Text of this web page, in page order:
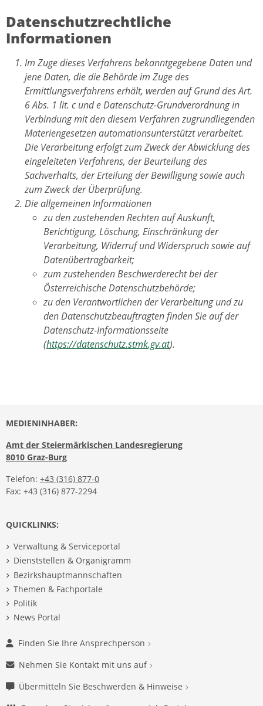
Datenschutzrechtliche
Informationen
Im Zuge dieses Verfahrens bekanntgegebene Daten und
jene Daten, die die Behörde im Zuge des
Ermittlungsverfahrens erhält, werden auf Grund des Art.
6 Abs. 1 lit. c und e Datenschutz-Grundverordnung in
Verbindung mit den diesem Verfahren zugrundliegenden
Materiengesetzen automationsunterstützt verarbeitet.
Die Verarbeitung erfolgt zum Zweck der Abwicklung des
eingeleiteten Verfahrens, der Beurteilung des
Sachverhalts, der Erteilung der Bewilligung sowie auch
zum Zweck der Überprüfung.
Die allgemeinen Informationen
zu den zustehenden Rechten auf Auskunft,
Berichtigung, Löschung, Einschränkung der
Verarbeitung, Widerruf und Widerspruch sowie auf
Datenübertragbarkeit;
zum zustehenden Beschwerderecht bei der
Österreichische Datenschutzbehörde;
zu den Verantwortlichen der Verarbeitung und zu
den Datenschutzbeauftragten finden Sie auf der
Datenschutz-Informationsseite
(https://datenschutz.stmk.gv.at).
MEDIENINHABER:
Amt der Steiermärkischen Landesregierung
8010 Graz-Burg
Telefon: +43 (316) 877-0
Fax: +43 (316) 877-2294
QUICKLINKS:
Verwaltung & Serviceportal
Dienststellen & Organigramm
Bezirkshauptmannschaften
Themen & Fachportale
Politik
News Portal
Finden Sie Ihre Ansprechperson
Nehmen Sie Kontakt mit uns auf
Übermitteln Sie Beschwerden & Hinweise